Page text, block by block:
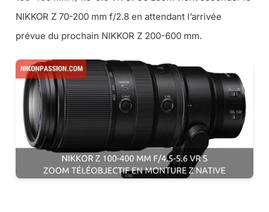
NIKKOR Z 70-200 mm f/2.8 en attendant l’arrivée
prévue du prochain NIKKOR Z 200-600 mm.